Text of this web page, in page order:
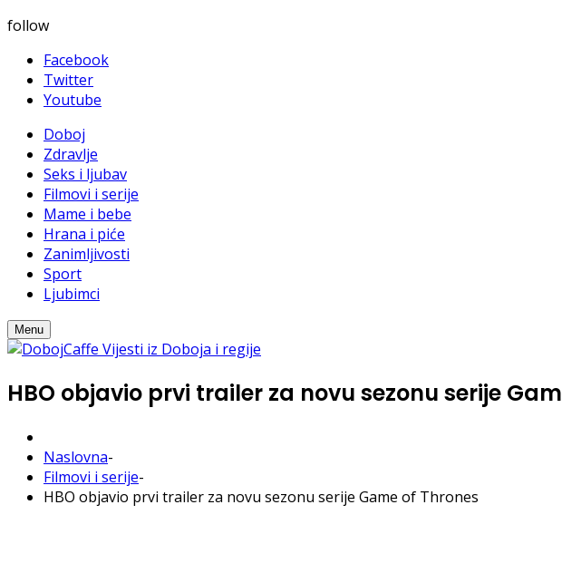
follow
Facebook
Twitter
Youtube
Doboj
Zdravlje
Seks i ljubav
Filmovi i serije
Mame i bebe
Hrana i piće
Zanimljivosti
Sport
Ljubimci
Menu
HBO objavio prvi trailer za novu sezonu serije
Naslovna-
Filmovi i serije-
HBO objavio prvi trailer za novu sezonu serije Game of Thrones